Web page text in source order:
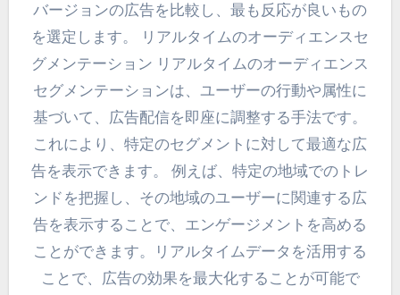
バージョンの広告を比較し、最も反応が良いもの
を選定します。 リアルタイムのオーディエンスセ
グメンテーション リアルタイムのオーディエンス
セグメンテーションは、ユーザーの行動や属性に
基づいて、広告配信を即座に調整する手法です。
これにより、特定のセグメントに対して最適な広
告を表示できます。 例えば、特定の地域でのトレ
ンドを把握し、その地域のユーザーに関連する広
告を表示することで、エンゲージメントを高める
ことができます。リアルタイムデータを活用する
ことで、広告の効果を最大化することが可能で